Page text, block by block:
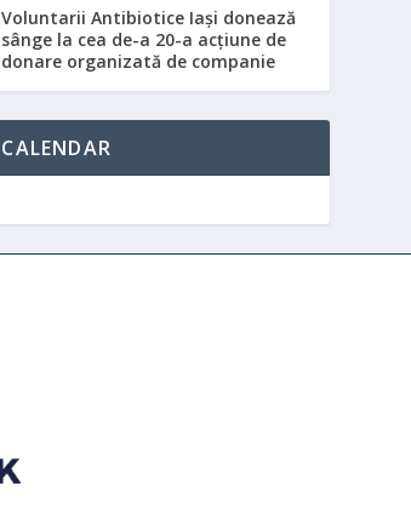
Voluntarii Antibiotice Iași donează
sânge la cea de-a 20-a acțiune de
donare organizată de companie
CALENDAR